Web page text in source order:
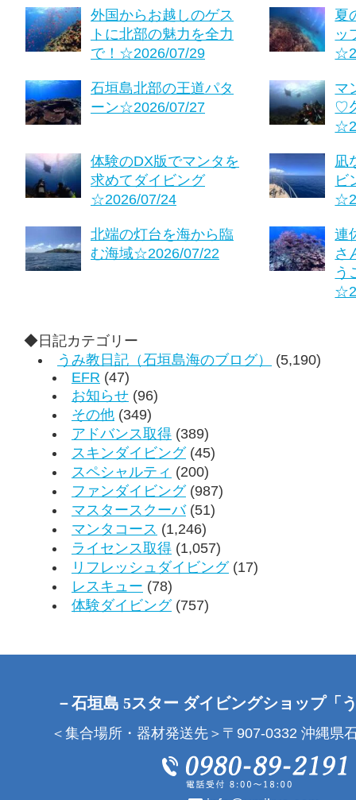
外国からお越しのゲス
トに北部の魅力を全力
で！☆2026/07/29
夏
ッ
石垣島北部の王道パタ
ーン☆2026/07/27
マ
♡
体験のDX版でマンタを
求めてダイビング
☆2026/07/24
凪
ビ
北端の灯台を海から臨
む海域☆2026/07/22
連
さ
う
◆日記カテゴリー
うみ教日記（石垣島海のブログ）
(5,190)
EFR (47)
お知らせ (96)
その他 (349)
アドバンス取得 (389)
スキンダイビング(45)
スペシャルティ (200)
ファンダイビング(987)
マスタースクーバ(51)
マンタコース (1,246)
ライセンス取得 (1,057)
リフレッシュダイビング(17)
レスキュー (78)
体験ダイビング(757)
－石垣島 5スター ダイビングショップ「
＜集合場所・器材発送先＞〒907-0332 沖縄県